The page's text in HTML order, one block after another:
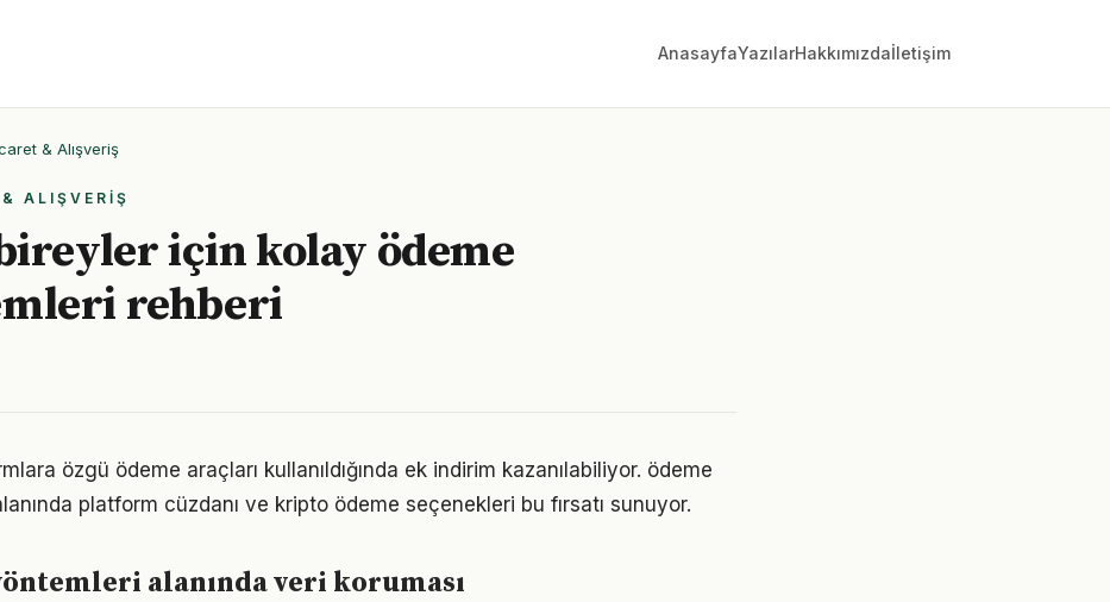
AnasayfaYazılarHakkımızdaİletişim
& Alışveriş
ALIŞVERIŞ
için kolay ödeme
rehberi
özgü ödeme araçları kullanıldığında ek indirim kazanılabiliyor. ödeme
platform cüzdanı ve kripto ödeme seçenekleri bu fırsatı sunuyor.
alanında veri koruması